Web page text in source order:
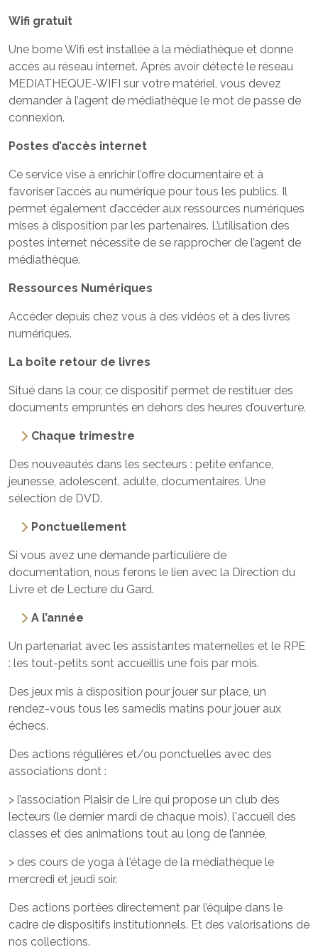
Wifi gratuit
Une borne Wifi est installée à la médiathèque et donne
accès au réseau internet. Après avoir détecté le réseau
MEDIATHEQUE-WIFI sur votre matériel, vous devez
demander à l’agent de médiathèque le mot de passe de
connexion.
Postes d’accès internet
Ce service vise à enrichir l’offre documentaire et à
favoriser l’accès au numérique pour tous les publics. Il
permet également d’accéder aux ressources numériques
mises à disposition par les partenaires. L’utilisation des
postes internet nécessite de se rapprocher de l’agent de
médiathèque.
Ressources Numériques
Accéder depuis chez vous à des vidéos et à des livres
numériques.
La boîte retour de livres
Situé dans la cour, ce dispositif permet de restituer des
documents empruntés en dehors des heures d’ouverture.
Chaque trimestre
Des nouveautés dans les secteurs : petite enfance,
jeunesse, adolescent, adulte, documentaires. Une
sélection de DVD.
Ponctuellement
Si vous avez une demande particulière de
documentation, nous ferons le lien avec la Direction du
Livre et de Lecture du Gard.
A l’année
Un partenariat avec les assistantes maternelles et le RPE
: les tout-petits sont accueillis une fois par mois.
Des jeux mis à disposition pour jouer sur place, un
rendez-vous tous les samedis matins pour jouer aux
échecs.
Des actions régulières et/ou ponctuelles avec des
associations dont :
> l’association Plaisir de Lire qui propose un club des
lecteurs (le dernier mardi de chaque mois), l'accueil des
classes et des animations tout au long de l’année,
> des cours de yoga à l'étage de la médiathèque le
mercredi et jeudi soir.
Des actions portées directement par l’équipe dans le
cadre de dispositifs institutionnels. Et des valorisations de
nos collections.